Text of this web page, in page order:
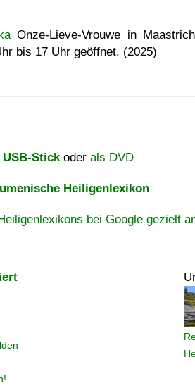
Onze-Lieve-Vrouwe in
bis 17 Uhr geöffnet. (2025)
Stickoder als DVD
Heiligenlexikon
bei Google gezielt